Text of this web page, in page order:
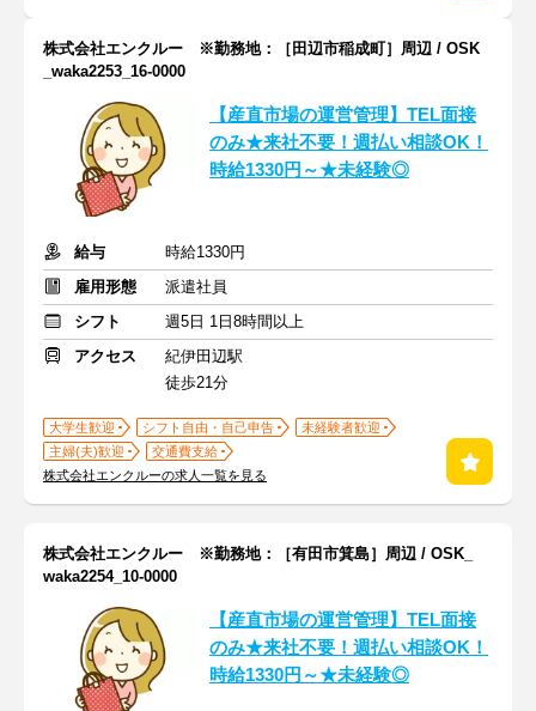
株式会社エンクルー ※勤務地：［田辺市稲成町］周辺 / OSK
_waka2253_16-0000
【産直市場の運営管理】TEL面接
のみ★来社不要！週払い相談OK！
時給1330円～★未経験◎
給与
時給1330円
雇用形態
派遣社員
シフト
週5日 1日8時間以上
アクセス
紀伊田辺駅
徒歩21分
大学生歓迎 シフト自由・自己申告
未経験者歓迎
主婦(夫)歓迎
交通費支給
株式会社エンクルーの求人一覧を見る
株式会社エンクルー ※勤務地：［有田市箕島］周辺 / OSK_
waka2254_10-0000
【産直市場の運営管理】TEL面接
のみ★来社不要！週払い相談OK！
時給1330円～★未経験◎